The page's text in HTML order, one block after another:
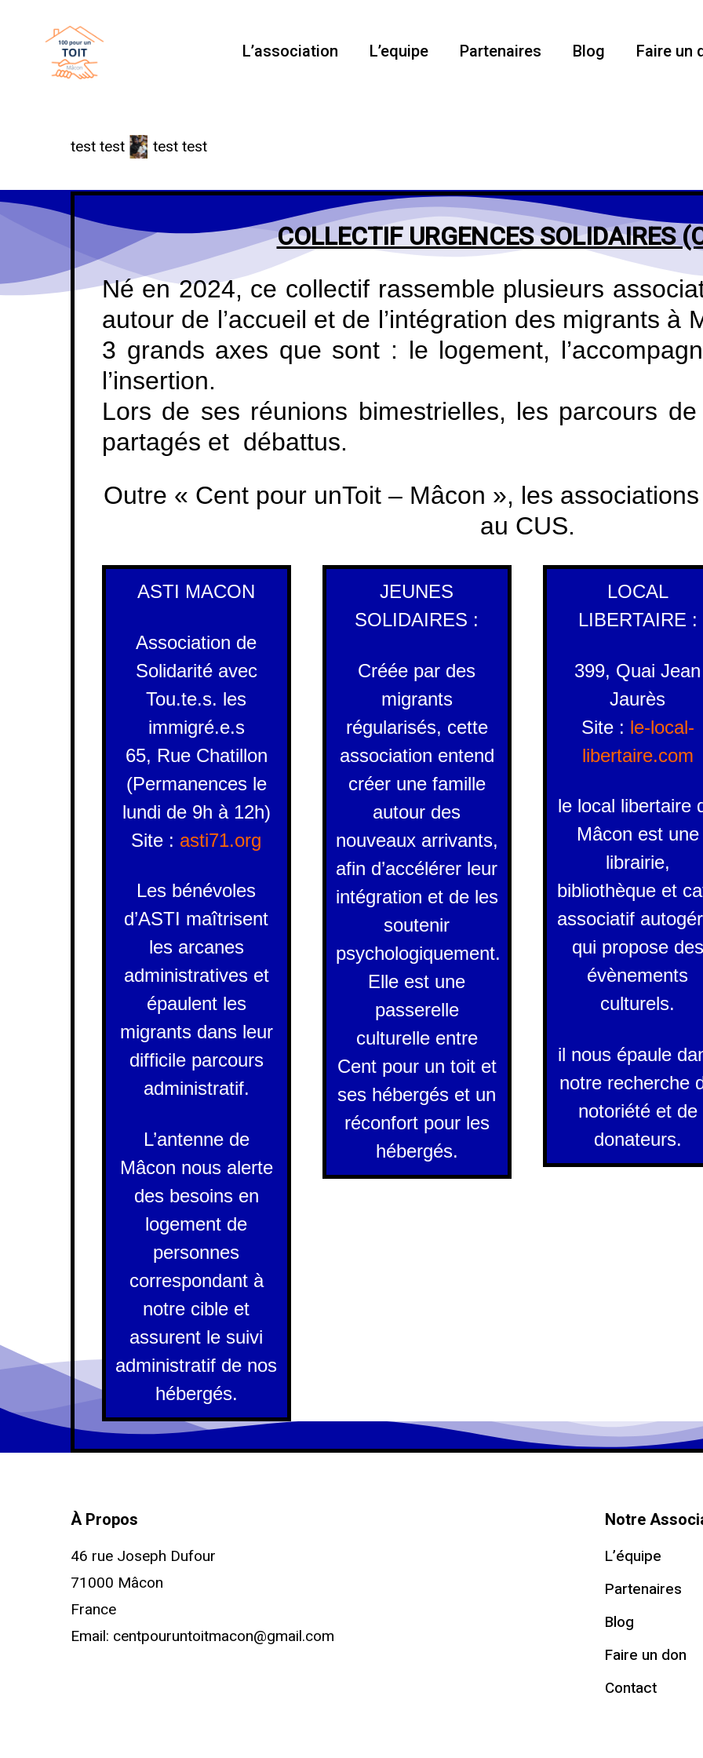
L’association L’equipe Partenaires Blog Faire un
test test test test
COLLECTIF URGENCES SOLIDAIRES
Né en 2024, ce collectif rassemble plusieurs
autour de l’accueil et de l’intégration des migrants
3 grands axes que sont : le logement,
l’insertion.
Lors de ses réunions bimestrielles, les parcours
partagés et débattus.
Outre « Cent pour unToit – Mâcon », les
au CUS.
ASTI MACON
Association de
Solidarité avec
Tou.te.s. les
immigré.e.s
65, Rue Chatillon
(Permanences le
lundi de 9h à 12h)
Site : asti71.org
Les bénévoles
d’ASTI maîtrisent
les arcanes
administratives et
épaulent les
migrants dans leur
difficile parcours
administratif.
L’antenne de
Mâcon nous alerte
des besoins en
logement de
personnes
correspondant à
notre cible et
assurent le suivi
administratif de nos
hébergés.
JEUNES
SOLIDAIRES :
Créée par des
migrants
régularisés, cette
association entend
créer une famille
autour des
nouveaux arrivants,
afin d’accélérer leur
intégration et de les
soutenir
psychologiquement.
Elle est une
passerelle
culturelle entre
Cent pour un toit et
ses hébergés et un
réconfort pour les
hébergés.
LOCAL
LIBERTAIRE :
399, Quai Jean
Jaurès
Site : le-local-
libertaire.com
le local libertaire
Mâcon est une
librairie,
bibliothèque et
associatif
qui propose des
évènements
culturels.
il nous épaule
notre recherche
notoriété et de
donateurs.
À Propos
46 rue Joseph Dufour
71000 Mâcon
France
Email: centpouruntoitmacon@gmail.com
Notre
L’équipe
Partenaires
Blog
Faire un don
Contact